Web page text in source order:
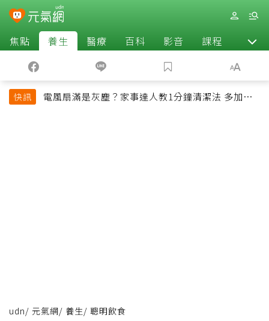
焦點 養生 醫療 百科 影音 課程 退休
快訊
電風扇滿是灰塵？家事達人教1分鐘清潔法 多加一
udn/ 元氣網/ 養生/ 聰明飲食